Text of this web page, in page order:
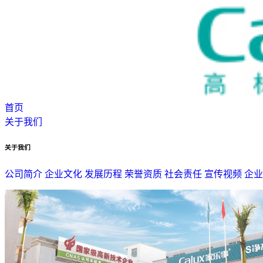
首页
关于我们
关于我们
公司简介 企业文化 发展历程 荣誉资质 社会责任 宣传视频 企